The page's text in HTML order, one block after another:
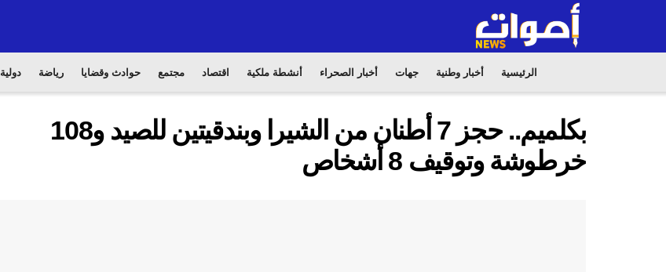
الرئيسية أخبار وطنية جهات أخبار الصحراء أنشطة ملكية اقتصاد مجتمع حوادث وقضايا رياضة دولية
بكلميم.. حجز 7 أطنان من الشيرا وبندقيتين للصيد و108
خرطوشة وتوقيف 8 أشخاص